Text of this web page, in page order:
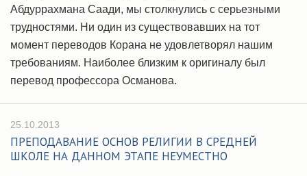
Абдуррахмана Саади, мы столкнулись с серьезными
трудностями. Ни один из существовавших на тот
момент переводов Корана не удовлетворял нашим
требованиям. Наиболее близким к оригиналу был
перевод профессора Османова.
25.10.2013
ПРЕПОДАВАНИЕ ОСНОВ РЕЛИГИИ В СРЕДНЕЙ
ШКОЛЕ НА ДАННОМ ЭТАПЕ НЕУМЕСТНО